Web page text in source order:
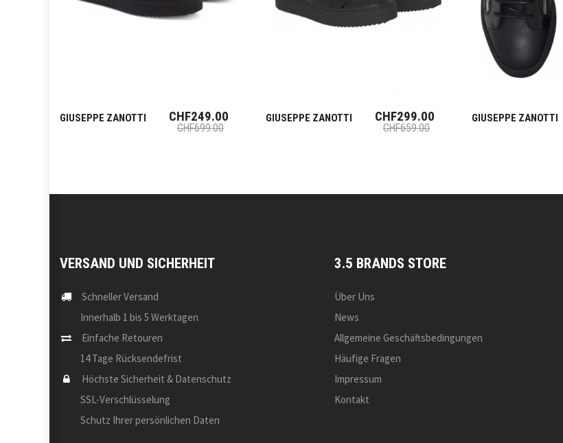
GIUSEPPE ZANOTTI CHF249.00
CHF699.00
GIUSEPPE ZANOTTI CHF299.00
CHF659.00
GIUSEPPE ZANOTTI
VERSAND UND SICHERHEIT
Schneller Versand
Innerhalb 1 bis 5 Werktagen
Einfache Retouren
14 Tage Rücksendefrist
Höchste Sicherheit & Datenschutz
SSL-Verschlüsselung
Schutz Ihrer persönlichen Daten
3.5 BRANDS STORE
Über Uns
News
Allgemeine Geschäftsbedingungen
Häufige Fragen
Impressum
Kontakt